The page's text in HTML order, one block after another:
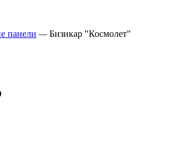
панели —Бизикар "Космолет"